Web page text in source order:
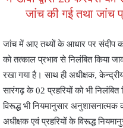
जांच की गई तथा जांच
जांच में आए तथ्यों के आधार पर संदीप
को तत्काल प्रभाव से निलंबित किया
रखा गया है। साथ ही अधीक्षक,
सारंगढ़ के 02 प्रहरियों को भी
विरूद्ध भी नियमानुसार अनुशासनात्मक
अधीक्षक एवं प्रहरियों के विरूद्ध